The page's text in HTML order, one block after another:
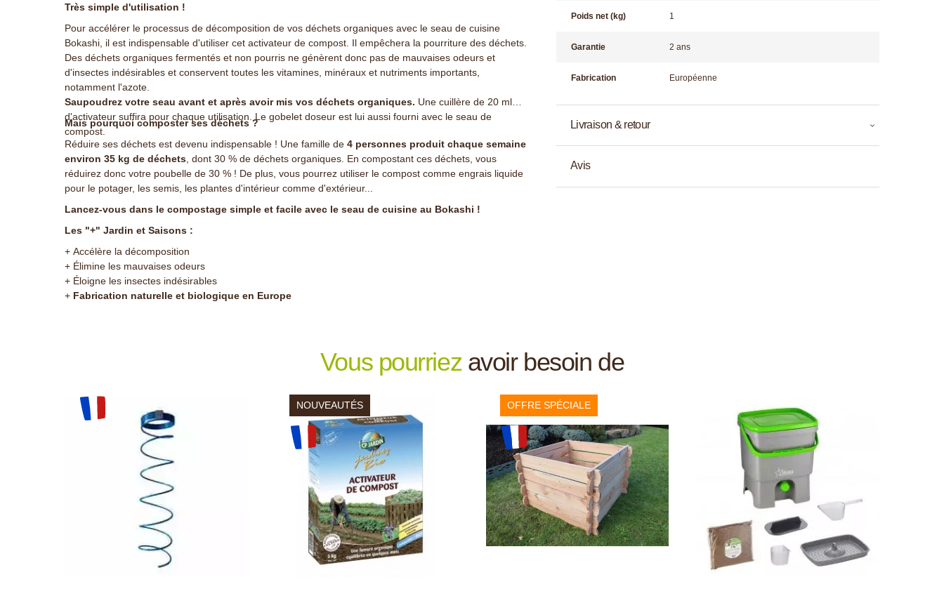
Très simple d'utilisation !
Pour accélérer le processus de décomposition de vos déchets organiques avec le seau de cuisine
Bokashi, il est indispensable d'utiliser cet activateur de compost. Il empêchera la pourriture des déchets.
Des déchets organiques fermentés et non pourris ne génèrent donc pas de mauvaises odeurs et
d'insectes indésirables et conservent toutes les vitamines, minéraux et nutriments importants,
notamment l'azote.
Saupoudrez votre seau avant et après avoir mis vos déchets organiques. Une cuillère de 20 ml
d'activateur suffira pour chaque utilisation. Le gobelet doseur est lui aussi fourni avec le seau de
compost.
Mais pourquoi composter ses déchets ?
Réduire ses déchets est devenu indispensable ! Une famille de 4 personnes produit chaque semaine
environ 35 kg de déchets , dont 30 % de déchets organiques. En compostant ces déchets, vous
réduirez donc votre poubelle de 30 % ! De plus, vous pourrez utiliser le compost comme engrais liquide
pour le potager, les semis, les plantes d'intérieur comme d'extérieur...
Lancez-vous dans le compostage simple et facile avec le seau de cuisine au Bokashi !
Les "+" Jardin et Saisons :
+ Accélère la décomposition
+ Élimine les mauvaises odeurs
+ Éloigne les insectes indésirables
+ Fabrication naturelle et biologique en Europe
Poids net (kg) 1
Garantie 2 ans
Fabrication Européenne
Livraison & retour
Avis
Vous pourriezavoir besoin de
NOUVEAUTÉS OFFRE SPÉCIALE